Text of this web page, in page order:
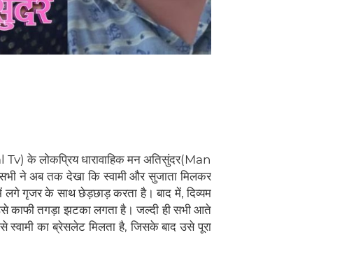
के लोकप्रिय धारावाहिक मन अतिसुंदर(Man
ने अब तक देखा कि स्वामी और सुजाता मिलकर
लगे गृजर के साथ छेड़छाड़ करता है। बाद में, दिव्यम
काफी तगड़ा झटका लगता है। जल्दी ही सभी आते
का ब्रेसलेट मिलता है, जिसके बाद उसे पूरा